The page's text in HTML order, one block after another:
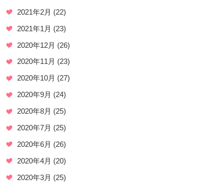
2021年2月 (22)
2021年1月 (23)
2020年12月 (26)
2020年11月 (23)
2020年10月 (27)
2020年9月 (24)
2020年8月 (25)
2020年7月 (25)
2020年6月 (26)
2020年4月 (20)
2020年3月 (25)